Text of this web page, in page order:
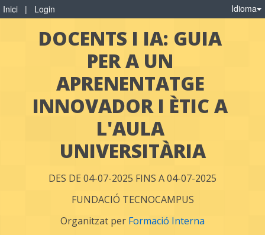
Inici | Login Idioma
DOCENTS I IA: GUIA
PER A UN
APRENENTATGE
INNOVADOR I ÈTIC A
L'AULA
UNIVERSITÀRIA
DES DE 04-07-2025 FINS A 04-07-2025
FUNDACIÓ TECNOCAMPUS
Organitzat per Formació Interna